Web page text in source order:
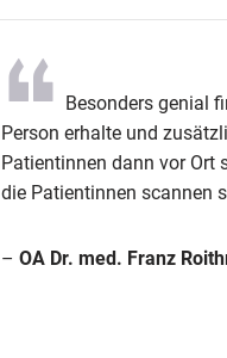
Besonders genial
Person erhalte und
Patientinnen dann vor Ort
die Patientinnen scannen
– OA Dr. med. Franz